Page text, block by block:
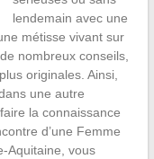
lendemain avec une
métisse vivant sur
nombreux conseils,
originales. Ainsi,
une autre
la connaissance
d’une Femme
Aquitaine, vous